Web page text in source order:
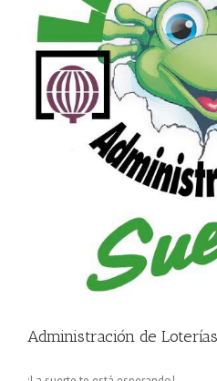
Administración de